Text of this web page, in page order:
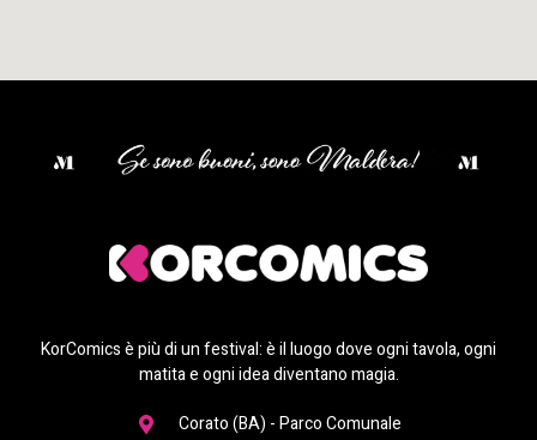
KorComics è più di un festival: è il luogo dove ogni tavola, ogni
matita e ogni idea diventano magia.
Corato (BA) - Parco Comunale